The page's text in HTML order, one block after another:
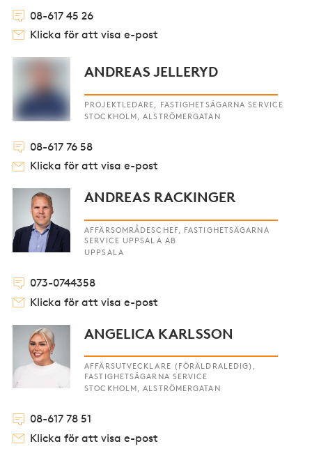
08-617 45 26
Klicka för att visa e-post
ANDREAS JELLERYD
PROJEKTLEDARE, FASTIGHETSÄGARNA SERVICE
STOCKHOLM, ALSTRÖMERGATAN
08-617 76 58
Klicka för att visa e-post
ANDREAS RACKINGER
AFFÄRSOMRÅDESCHEF, FASTIGHETSÄGARNA
SERVICE UPPSALA AB
UPPSALA
073-0744358
Klicka för att visa e-post
ANGELICA KARLSSON
AFFÄRSUTVECKLARE (FÖRÄLDRALEDIG),
FASTIGHETSÄGARNA SERVICE
STOCKHOLM, ALSTRÖMERGATAN
08-617 78 51
Klicka för att visa e-post